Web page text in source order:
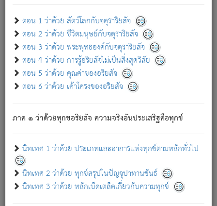
ตอน 1 ว่าด้วย สัตว์โลกกับจตุราริยสัจ
ตอน 2 ว่าด้วย ชีวิตมนุษย์กับจตุราริยสัจ
ตอน 3 ว่าด้วย พระพุทธองค์กับจตุราริยสัจ
ตอน 4 ว่าด้วย การรู้อริยสัจไม่เป็นสิ่งสุดวิสัย
ตอน 5 ว่าด้วย คุณค่าของอริยสัจ
ตอน 6 ว่าด้วย เค้าโครงของอริยสัจ
ภาค ๑ ว่าด้วยทุกขอริยสัจ ความจริงอันประเสริฐคือทุกข์
นิทเทศ 1 ว่าด้วย ประเภทและอาการแห่งทุกข์ตามหลักทั่วไป
นิทเทศ 2 ว่าด้วย ทุกข์สรุปในปัญจุปาทานขันธ์
นิทเทศ 3 ว่าด้วย หลักเบ็ดเตล็ดเกี่ยวกับความทุกข์
เขาเพลิดเพลินยิ่งนักในสิ่งใด สิ่งนั้นเป็นภัย (ที่เขาไม่รู้จัก)
เขากลัวต่อสิ่งใดสิ่งนั้นเป็นทุกข์
พรหมจรรย์นี้ อันบุคคลย่อมประพฤติ ก็เพื่อการละขาดซึ่ง
ภพ.
สมณะหรือพราหมณ์เหล่าใด กล่าวความหลุดพ้นจากภพว่า
มีได้เพราะภพ เรากล่าวว่า สมณะหรือพราหมณ์ทั้งปวงนั้น
มิใช่ผู้หลดพ้นจากภพ.
ภพ ว่ามีได้เพราะวิภพ[2]: เรากล่าวว่า สมณะหรือพราหมณ์ทั้ง
ปวงนั้น ก็ยังสลัดภพออกไปไม่ได้.
ก็ทุกข์นี้มีขึ้น เพราะอาศัยซึ่งอุปธิทั้งปวง.
เพราะความสิ้นไปแห่งอุปาทานทั้งปวง ความเกิดขึ้นแห่ง
ทุกข์จึงไม่มี.
ท่านจงดูโลกนี้เถิด (จะเห็นว่า) สัตว์ทั้งหลายอันอวิชาหนา
แน่นบังหนาแล้ว; และว่า สัตว์ผู้ยินดีในภพอันเป็นแล้วนั้น ย่อม